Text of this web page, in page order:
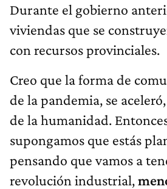
Durante el gobierno
viviendas que se
con recursos provinciales.
Creo que la forma de
de la pandemia, se
de la humanidad.
supongamos que estás
pensando que vamos a
revolución industrial,